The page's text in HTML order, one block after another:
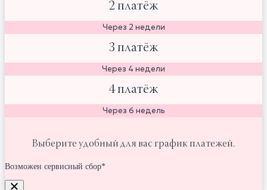
2 платёж
Через 2 недели
3 платёж
Через 4 недели
4 платёж
Через 6 недель
Выберите удобный для вас график платежей.
Возможен сервисный сбор*